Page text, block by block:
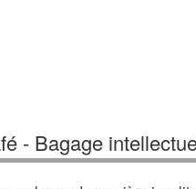
- Bagage